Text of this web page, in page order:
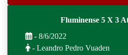
Fluminense 5 X 3
- 8/6/2022
- Leandro Pedro Vuaden